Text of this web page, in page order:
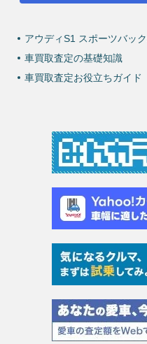
アウディS1 スポーツバッ
車買取査定の基礎知識
車買取査定お役立ちガイド